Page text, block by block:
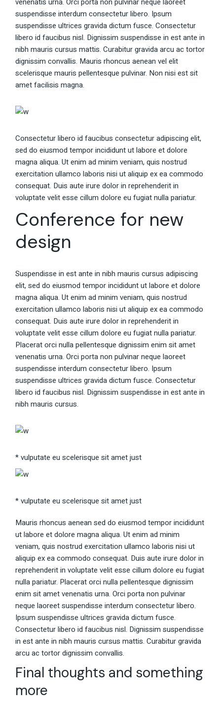
suspendisse interdum consectetur libero. Ipsum
suspendisse ultrices gravida dictum fusce. Consectetur
libero id faucibus nisl. Dignissim suspendisse in est ante in
nibh mauris cursus mattis. Curabitur gravida arcu ac tortor
dignissim convallis. Mauris rhoncus aenean vel elit
scelerisque mauris pellentesque pulvinar. Non nisi est sit
amet facilisis magna.
Consectetur libero id faucibus consectetur adipiscing elit,
sed do eiusmod tempor incididunt ut labore et dolore
magna aliqua. Ut enim ad minim veniam, quis nostrud
exercitation ullamco laboris nisi ut aliquip ex ea commodo
consequat. Duis aute irure dolor in reprehenderit in
voluptate velit esse cillum dolore eu fugiat nulla pariatur.
Conference for new
design
Suspendisse in est ante in nibh mauris cursus adipiscing
elit, sed do eiusmod tempor incididunt ut labore et dolore
magna aliqua. Ut enim ad minim veniam, quis nostrud
exercitation ullamco laboris nisi ut aliquip ex ea commodo
consequat. Duis aute irure dolor in reprehenderit in
voluptate velit esse cillum dolore eu fugiat nulla pariatur.
Placerat orci nulla pellentesque dignissim enim sit amet
venenatis urna. Orci porta non pulvinar neque laoreet
suspendisse interdum consectetur libero. Ipsum
suspendisse ultrices gravida dictum fusce. Consectetur
libero id faucibus nisl. Dignissim suspendisse in est ante in
nibh mauris cursus.
* vulputate eu scelerisque sit amet just
* vulputate eu scelerisque sit amet just
Mauris rhoncus aenean sed do eiusmod tempor incididunt
ut labore et dolore magna aliqua. Ut enim ad minim
veniam, quis nostrud exercitation ullamco laboris nisi ut
aliquip ex ea commodo consequat. Duis aute irure dolor in
reprehenderit in voluptate velit esse cillum dolore eu fugiat
nulla pariatur. Placerat orci nulla pellentesque dignissim
enim sit amet venenatis urna. Orci porta non pulvinar
neque laoreet suspendisse interdum consectetur libero.
Ipsum suspendisse ultrices gravida dictum fusce.
Consectetur libero id faucibus nisl. Dignissim suspendisse
in est ante in nibh mauris cursus mattis. Curabitur gravida
arcu ac tortor dignissim convallis.
Final thoughts and something
more